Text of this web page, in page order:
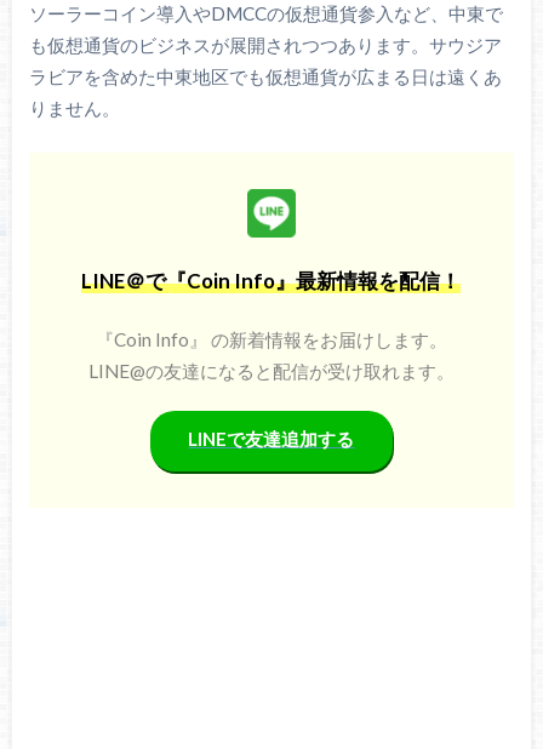
ソーラーコイン導入やDMCCの仮想通貨参入など、中東で
も仮想通貨のビジネスが展開されつつあります。サウジア
ラビアを含めた中東地区でも仮想通貨が広まる日は遠くあ
りません。
LINE＠で『Coin Info』最新情報を配信！
『Coin Info』 の新着情報をお届けします。
LINE@の友達になると配信が受け取れます。
LINEで友達追加する